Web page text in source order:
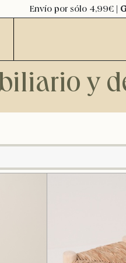
Envío por sólo 4,99€ |
y